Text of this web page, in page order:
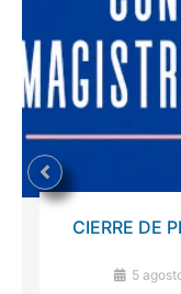
CIERRE DE
5